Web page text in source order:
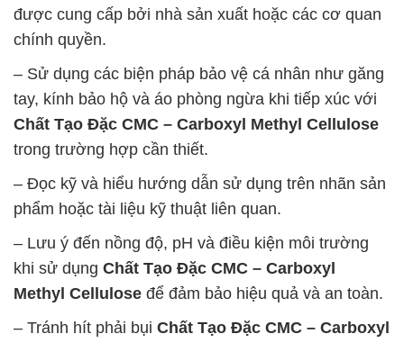
được cung cấp bởi nhà sản xuất hoặc các cơ quan
chính quyền.
– Sử dụng các biện pháp bảo vệ cá nhân như găng
tay, kính bảo hộ và áo phòng ngừa khi tiếp xúc với
Chất Tạo Đặc CMC – Carboxyl Methyl Cellulose
trong trường hợp cần thiết.
– Đọc kỹ và hiểu hướng dẫn sử dụng trên nhãn sản
phẩm hoặc tài liệu kỹ thuật liên quan.
– Lưu ý đến nồng độ, pH và điều kiện môi trường
khi sử dụng Chất Tạo Đặc CMC – Carboxyl
Methyl Cellulose để đảm bảo hiệu quả và an toàn.
– Tránh hít phải bụi Chất Tạo Đặc CMC – Carboxyl